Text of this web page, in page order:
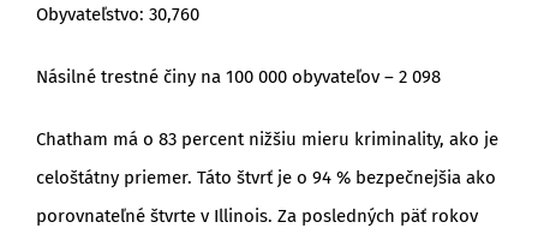
Obyvateľstvo: 30,760
Násilné trestné činy na 100 000 obyvateľov – 2 098
Chatham má o 83 percent nižšiu mieru kriminality, ako je
celoštátny priemer. Táto štvrť je o 94 % bezpečnejšia ako
porovnateľné štvrte v Illinois. Za posledných päť rokov